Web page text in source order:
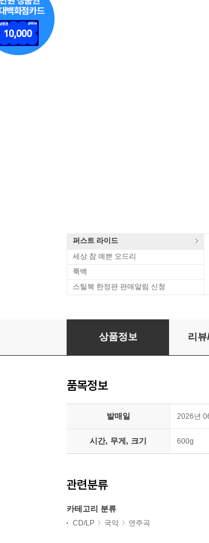
퍼스트 라이드
세상 참 예쁜 오드리
룩백
스틸북 한정판 판매알림 신청
[USB] 앙상블 키큰나무 - 가야
상품정보 리
품목정보
발매일 2026년
시간, 무게, 크기 600g
관련분류
카테고리 분류
CD/LP 국악 연주곡